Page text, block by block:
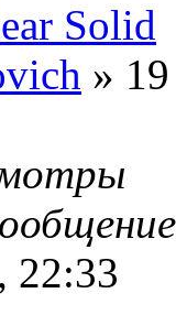
Solid
»
22:33